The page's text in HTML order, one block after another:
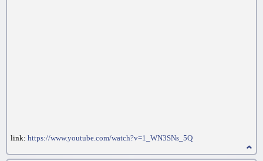
link: https://www.youtube.com/watch?v=1_WN3SNs_5Q